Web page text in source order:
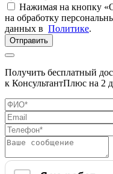
Нажимая на кнопку
на обработку
данных в Политике.
Отправить
Получить бесплатный
к КонсультантПлюс на 2